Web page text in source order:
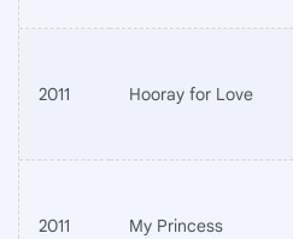
2011 Hooray for Love
2011 My Princess